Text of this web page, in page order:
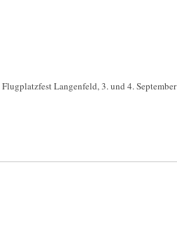
Flugplatzfest Langenfeld, 3. und 4. September